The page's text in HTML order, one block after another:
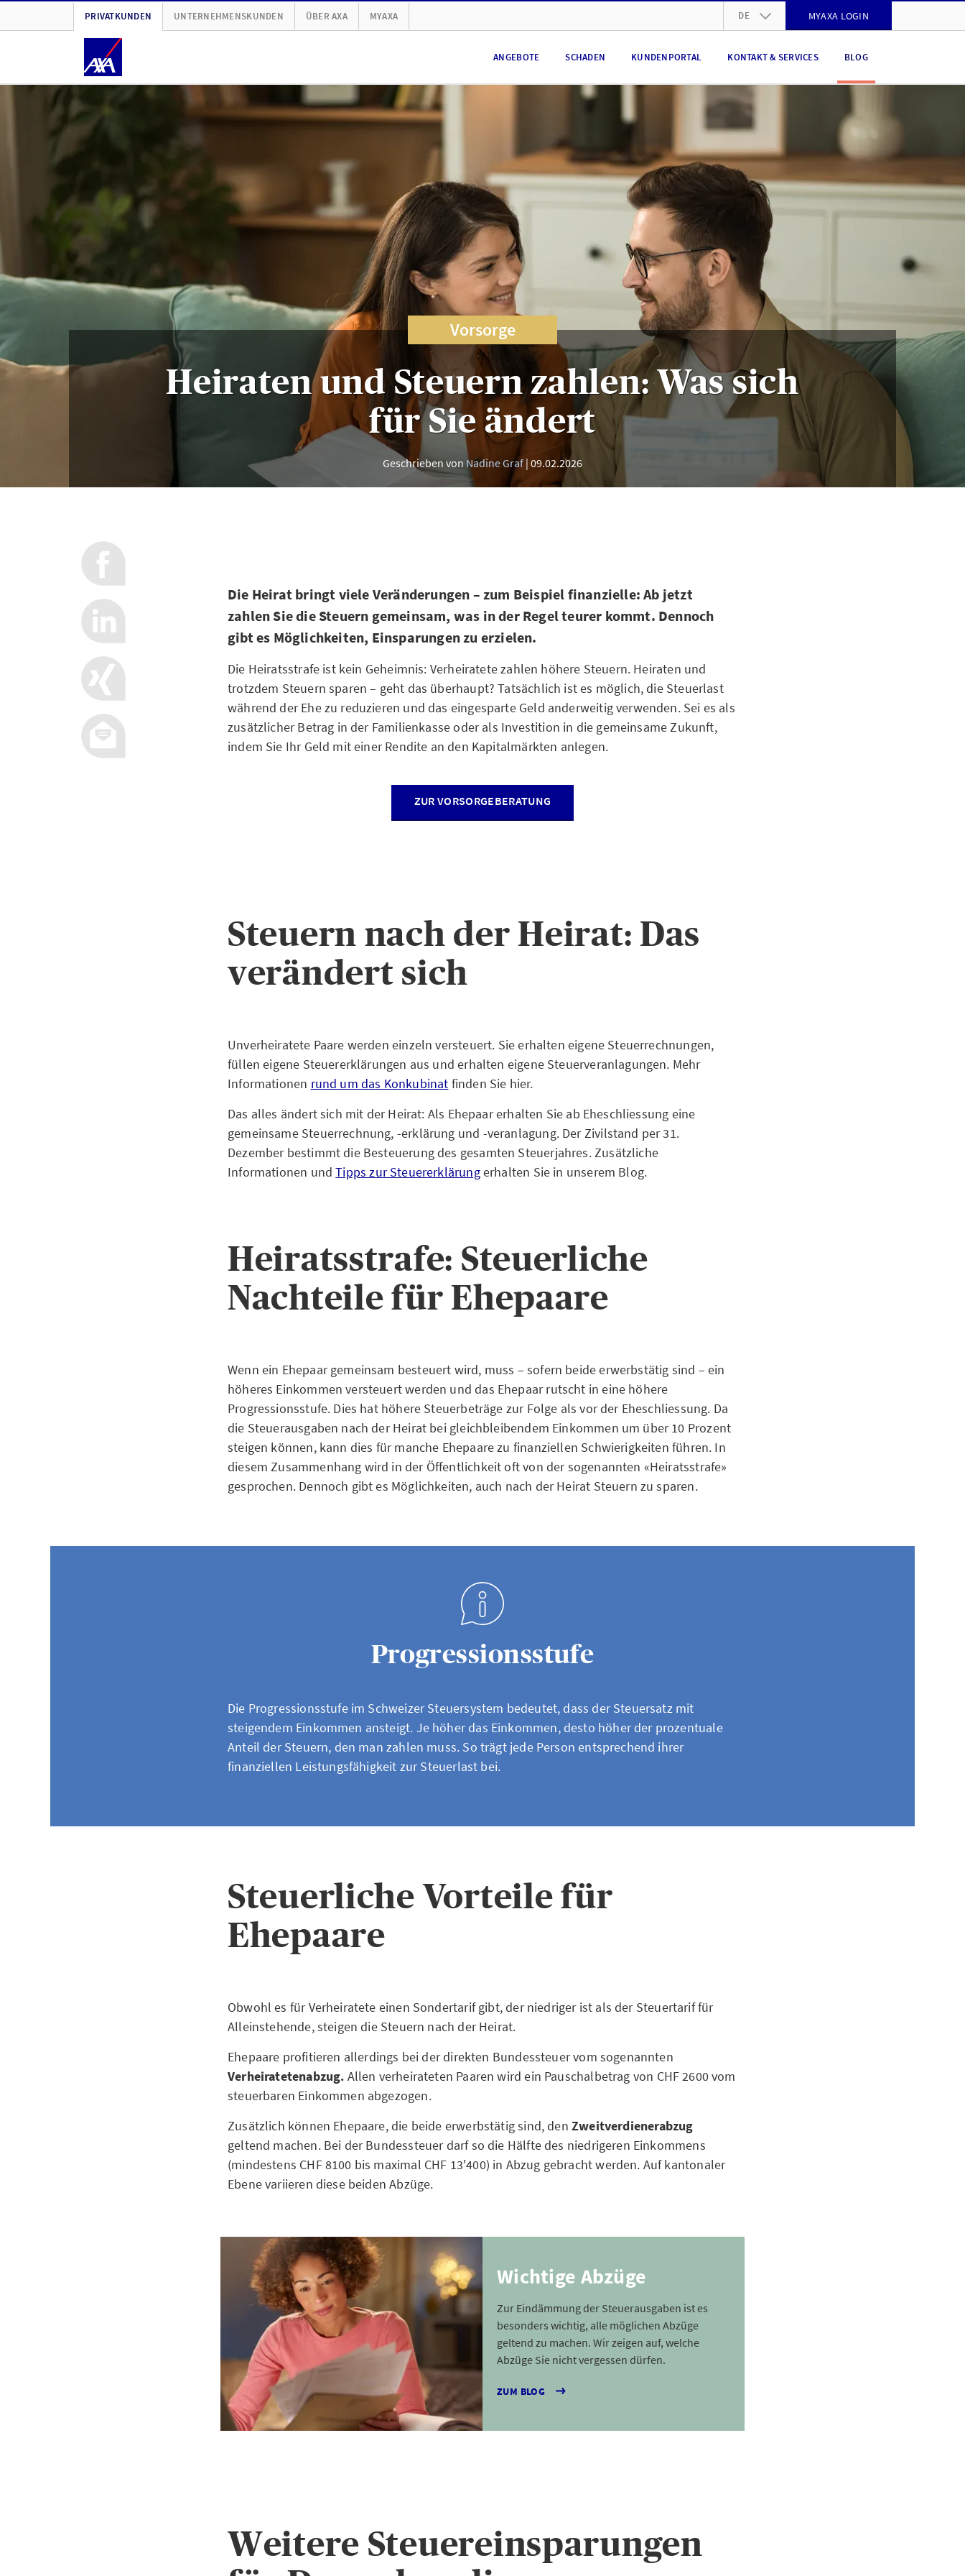
PRIVATKUNDEN UNTERNEHMENSKUNDEN ÜBER AXA MYAXA DE MYAXA LOGIN
ANGEBOTE SCHADEN KUNDENPORTAL KONTAKT & SERVICES BLOG
Vorsorge
Heiraten und Steuern zahlen: Was sich
für Sie ändert
Geschrieben von Nadine Graf 09.02.2026
Die Heirat bringt viele Veränderungen – zum Beispiel finanzielle: Ab jetzt
zahlen Sie die Steuern gemeinsam, was in der Regel teurer kommt. Dennoch
gibt es Möglichkeiten, Einsparungen zu erzielen.
Die Heiratsstrafe ist kein Geheimnis: Verheiratete zahlen höhere Steuern. Heiraten und
trotzdem Steuern sparen – geht das überhaupt? Tatsächlich ist es möglich, die Steuerlast
während der Ehe zu reduzieren und das eingesparte Geld anderweitig verwenden. Sei es als
zusätzlicher Betrag in der Familienkasse oder als Investition in die gemeinsame Zukunft,
indem Sie Ihr Geld mit einer Rendite an den Kapitalmärkten anlegen.
ZUR VORSORGEBERATUNG
Steuern nach der Heirat: Das
verändert sich
Unverheiratete Paare werden einzeln versteuert. Sie erhalten eigene Steuerrechnungen,
füllen eigene Steuererklärungen aus und erhalten eigene Steuerveranlagungen. Mehr
Informationen rund um das Konkubinat finden Sie hier.
Das alles ändert sich mit der Heirat: Als Ehepaar erhalten Sie ab Eheschliessung eine
gemeinsame Steuerrechnung, -erklärung und -veranlagung. Der Zivilstand per 31.
Dezember bestimmt die Besteuerung des gesamten Steuerjahres. Zusätzliche
Informationen undTipps zur Steuererklärungerhalten Sie in unserem Blog.
Heiratsstrafe: Steuerliche
Nachteile für Ehepaare
Wenn ein Ehepaar gemeinsam besteuert wird, muss – sofern beide erwerbstätig sind – ein
höheres Einkommen versteuert werden und das Ehepaar rutscht in eine höhere
Progressionsstufe. Dies hat höhere Steuerbeträge zur Folge als vor der Eheschliessung. Da
die Steuerausgaben nach der Heirat bei gleichbleibendem Einkommen um über 10 Prozent
steigen können, kann dies für manche Ehepaare zu finanziellen Schwierigkeiten führen. In
diesem Zusammenhang wird in der Öffentlichkeit oft von der sogenannten «Heiratsstrafe»
gesprochen. Dennoch gibt es Möglichkeiten, auch nach der Heirat Steuern zu sparen.
Progressionsstufe
Die Progressionsstufe im Schweizer Steuersystem bedeutet, dass der Steuersatz mit
steigendem Einkommen ansteigt. Je höher das Einkommen, desto höher der prozentuale
Anteil der Steuern, den man zahlen muss. So trägt jede Person entsprechend ihrer
finanziellen Leistungsfähigkeit zur Steuerlast bei.
Steuerliche Vorteile für
Ehepaare
Obwohl es für Verheiratete einen Sondertarif gibt, der niedriger ist als der Steuertarif für
Alleinstehende, steigen die Steuern nach der Heirat.
Ehepaare profitieren allerdings bei der direkten Bundessteuer vom sogenannten
Verheiratetenabzug. Allen verheirateten Paaren wird ein Pauschalbetrag von CHF 2600 vom
steuerbaren Einkommen abgezogen.
Zusätzlich können Ehepaare, die beide erwerbstätig sind, den Zweitverdienerabzug
geltend machen. Bei der Bundessteuer darf so die Hälfte des niedrigeren Einkommens
(mindestens CHF 8100 bis maximal CHF 13'400) in Abzug gebracht werden. Auf kantonaler
Ebene variieren diese beiden Abzüge.
Wichtige Abzüge
Zur Eindämmung der Steuerausgaben ist es
besonders wichtig, alle möglichen Abzüge
geltend zu machen. Wir zeigen auf, welche
Abzüge Sie nicht vergessen dürfen.
ZUM BLOG
Weitere Steuereinsparungen